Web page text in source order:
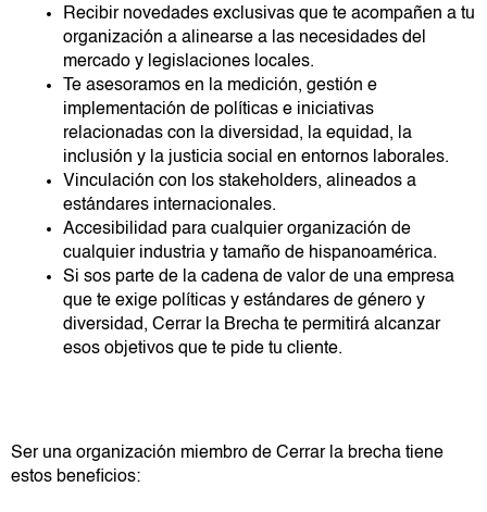
Recibir novedades exclusivas que te acompañen a tu
organización a alinearse a las necesidades del
mercado y legislaciones locales.
Te asesoramos en la medición, gestión e
implementación de políticas e iniciativas
relacionadas con la diversidad, la equidad, la
inclusión y la justicia social en entornos laborales.
Vinculación con los stakeholders, alineados a
estándares internacionales.
Accesibilidad para cualquier organización de
cualquier industria y tamaño de hispanoamérica.
Si sos parte de la cadena de valor de una empresa
que te exige políticas y estándares de género y
diversidad, Cerrar la Brecha te permitirá alcanzar
esos objetivos que te pide tu cliente.
Ser una organización miembro de Cerrar la brecha tiene
estos beneficios: